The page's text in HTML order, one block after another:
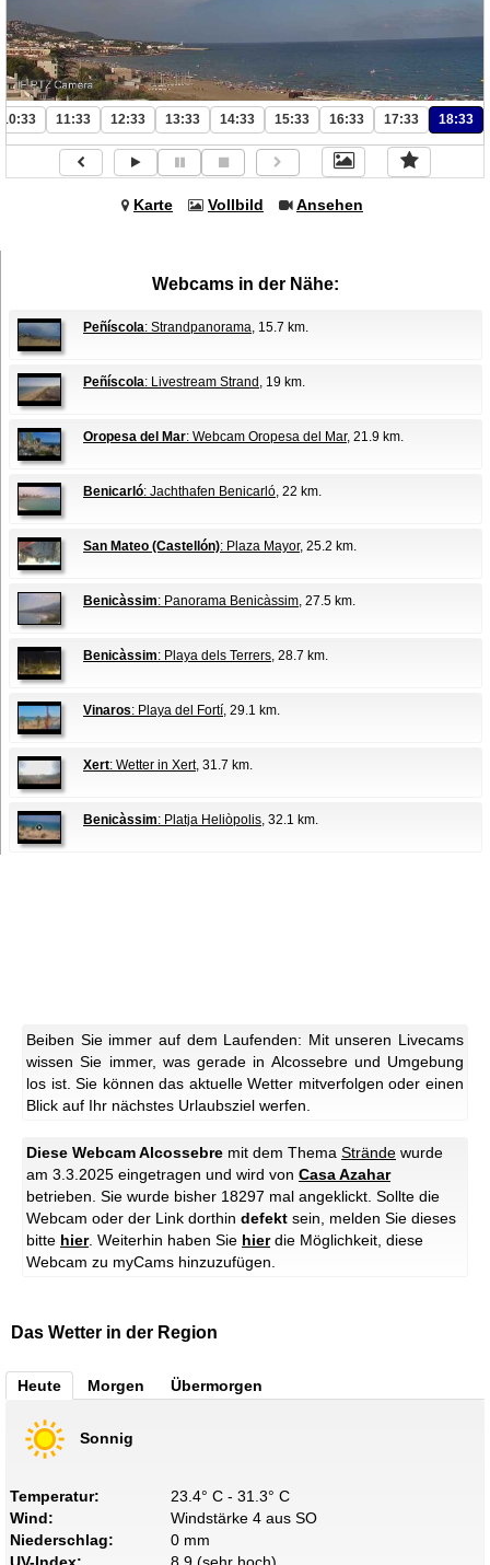
10:33 11:33 12:33 13:33 14:33 15:33 16:33 17:33 18:33
Karte Vollbild Ansehen
Webcams in der Nähe:
Peñíscola: Strandpanorama, 15.7 km.
Peñíscola: Livestream Strand , 19 km.
Oropesa del Mar: Webcam Oropesa del Mar, 21.9 km.
Benicarló: Jachthafen Benicarló, 22 km.
San Mateo (Castellón): Plaza Mayor, 25.2 km.
Benicàssim: Panorama Benicàssim, 27.5 km.
Benicàssim: Playa dels Terrers, 28.7 km.
Vinaros: Playa del Fortí, 29.1 km.
Xert: Wetter in Xert, 31.7 km.
Benicàssim: Platja Heliòpolis, 32.1 km.
Beiben Sie immer auf dem Laufenden: Mit unseren Livecams
wissen Sie immer, was gerade in Alcossebre und Umgebung
los ist. Sie können das aktuelle Wetter mitverfolgen oder einen
Blick auf Ihr nächstes Urlaubsziel werfen.
Diese Webcam Alcossebre mit dem Thema Strände wurde
am 3.3.2025 eingetragen und wird von Casa Azahar
betrieben. Sie wurde bisher 18297 mal angeklickt. Sollte die
Webcam oder der Link dorthin defekt sein, melden Sie dieses
bitte hier. Weiterhin haben Sie hierdie Möglichkeit, diese
Webcam zu myCams hinzuzufügen.
Das Wetter in der Region
Heute Morgen Übermorgen
Sonnig
Temperatur:
23.4° C - 31.3° C
Wind:
Windstärke 4 aus SO
Niederschlag:
0 mm